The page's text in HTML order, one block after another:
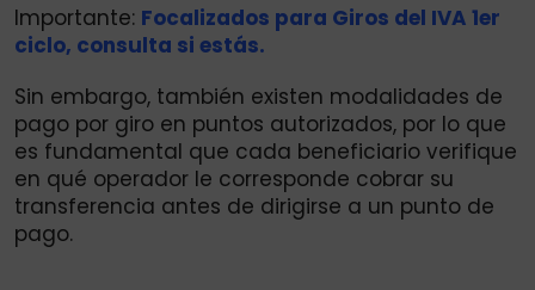
Importante: Focalizados para Giros del IVA 1er
ciclo, consulta si estás.
Sin embargo, también existen modalidades de
pago por giro en puntos autorizados, por lo que
es fundamental que cada beneficiario verifique
en qué operador le corresponde cobrar su
transferencia antes de dirigirse a un punto de
pago.